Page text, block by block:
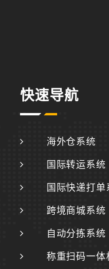
快速导航
海外仓系统
国际转运系统
国际快递打单
跨境商城系统
自动分拣系统
称重扫码一体